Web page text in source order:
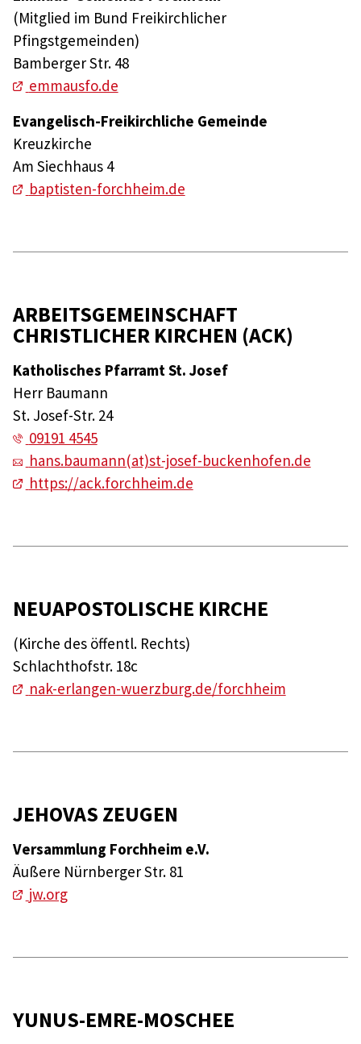
(Mitglied im Bund Freikirchlicher
Pfingstgemeinden)
Bamberger Str. 48
emmausfo.de
Evangelisch-Freikirchliche Gemeinde
Kreuzkirche
Am Siechhaus 4
baptisten-forchheim.de
ARBEITSGEMEINSCHAFT
CHRISTLICHER KIRCHEN (ACK)
Katholisches Pfarramt St. Josef
Herr Baumann
St. Josef-Str. 24
09191 4545
hans.baumann(at)st-josef-buckenhofen.de
https://ack.forchheim.de
NEUAPOSTOLISCHE KIRCHE
(Kirche des öffentl. Rechts)
Schlachthofstr. 18c
nak-erlangen-wuerzburg.de/forchheim
JEHOVAS ZEUGEN
Versammlung Forchheim e.V.
Äußere Nürnberger Str. 81
jw.org
YUNUS-EMRE-MOSCHEE